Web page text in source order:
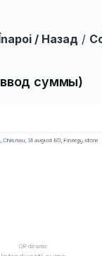
/ Назад /
суммы)